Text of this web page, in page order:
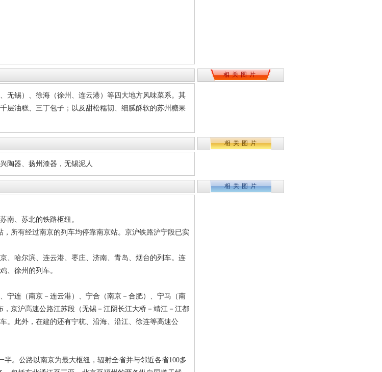
无锡）、徐海（徐州、连云港）等四大地方风味菜系。其
层油糕、三丁包子；以及甜松糯韧、细腻酥软的苏州糖果
相关图片
陶器、扬州漆器，无锡泥人
相关图片
南、苏北的铁路枢纽。
所有经过南京的列车均停靠南京站。京沪铁路沪宁段已实
、哈尔滨、连云港、枣庄、济南、青岛、烟台的列车。连
、徐州的列车。
宁连（南京－连云港）、宁合（南京－合肥）、宁马（南
京沪高速公路江苏段（无锡－江阴长江大桥－靖江－江都
。此外，在建的还有宁杭、沿海、沿江、徐连等高速公
。公路以南京为最大枢纽，辐射全省并与邻近各省100多
相关图片